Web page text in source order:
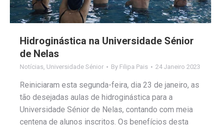
Hidroginástica na Universidade Sénior
de Nelas
Notícias Universidade Sénior By Filipa Pais 24 Janeiro 2023
Reiniciaram esta segunda-feira, dia 23 de janeiro, as
tão desejadas aulas de hidroginástica para a
Universidade Sénior de Nelas, contando com meia
centena de alunos inscritos. Os benefícios desta